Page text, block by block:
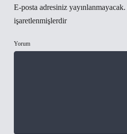
E-posta adresiniz yayınlanmayacak.
işaretlenmişlerdir
Yorum